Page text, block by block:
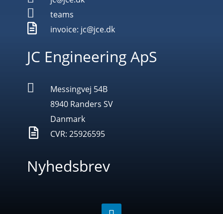
 teams
 invoice: jc@jce.dk
JC Engineering ApS

Messingvej 54B
8940 Randers SV
Danmark
 CVR: 25926595
Nyhedsbrev